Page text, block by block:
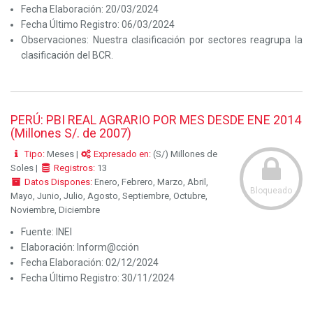
Fecha Elaboración: 20/03/2024
Fecha Último Registro: 06/03/2024
Observaciones: Nuestra clasificación por sectores reagrupa la
clasificación del BCR.
PERÚ: PBI REAL AGRARIO POR MES DESDE ENE 2014
(Millones S/. de 2007)
Bloqueado
Tipo:Meses | Expresado en: (S/) Millones de
Soles |
Registros:13
Datos Dispones:Enero, Febrero, Marzo, Abril,
Mayo, Junio, Julio, Agosto, Septiembre, Octubre,
Noviembre, Diciembre
Fuente: INEI
Elaboración: Inform@cción
Fecha Elaboración: 02/12/2024
Fecha Último Registro: 30/11/2024